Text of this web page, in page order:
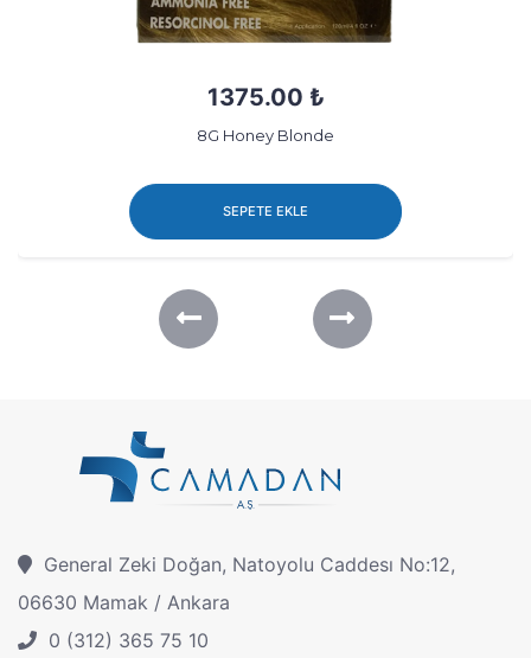
7G Medium Golden
SEPETE EKLE
General Zeki Doğan, Natoyolu Caddesı No:12,
06630 Mamak / Ankara
0 (312) 365 75 10